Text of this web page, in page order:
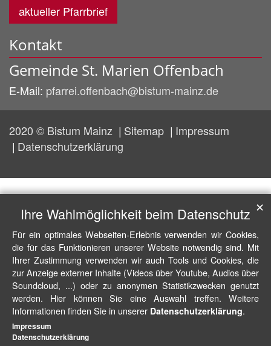
aktueller Pfarrbrief
Kontakt
Gemeinde St. Marien Offenbach
E-Mail: pfarrei.offenbach@bistum-mainz.de
2020 © Bistum Mainz Sitemap
Impressum
Datenschutzerklärung
Ihre Wahlmöglichkeit beim Datenschutz
Für ein optimales Webseiten-Erlebnis verwenden wir Cookies,
die für das Funktionieren unserer Website notwendig sind. Mit
Ihrer Zustimmung verwenden wir auch Tools und Cookies, die
zur Anzeige externer Inhalte (Videos über Youtube, Audios über
Soundcloud, ...) oder zu anonymen Statistikzwecken genutzt
werden. Hier können Sie eine Auswahl treffen. Weitere
Informationen finden Sie in unserer Datenschutzerklärung.
✕
Impressum
Datenschutzerklärung